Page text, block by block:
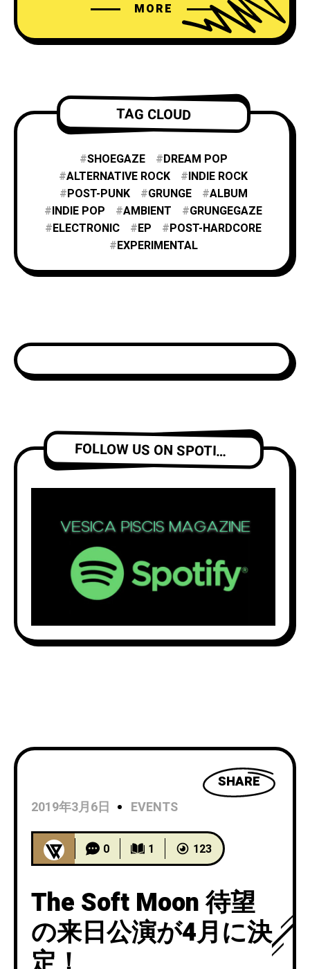
MORE
TAG CLOUD
SHOEGAZE
DREAM POP
ALTERNATIVE ROCK
INDIE ROCK
POST-PUNK
GRUNGE
ALBUM
INDIE POP
AMBIENT
GRUNGEGAZE
ELECTRONIC
EP
POST-HARDCORE
EXPERIMENTAL
FOLLOW US ON SPOTIFY
SHARE
2019年3月6日
EVENTS
0 1 123
The Soft Moon 待望
の来日公演が4月に決